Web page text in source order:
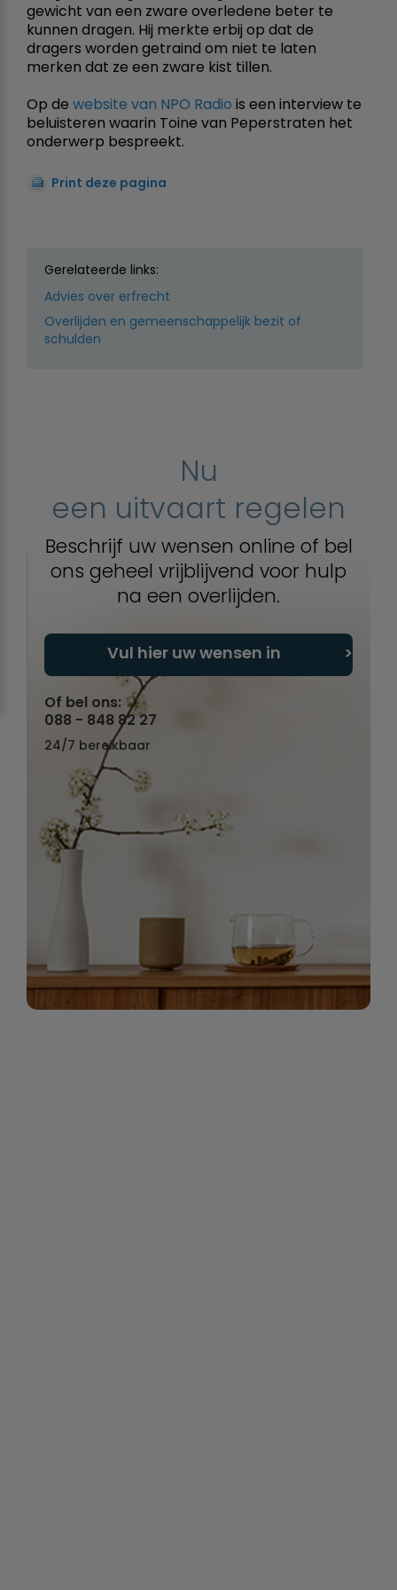
gewicht van een zware overledene beter te
kunnen dragen. Hij merkte erbij op dat de
dragers worden getraind om niet te laten
merken dat ze een zware kist tillen.
Op de website van NPO Radio is een interview te
beluisteren waarin Toine van Peperstraten het
onderwerp bespreekt.
Print deze pagina
Gerelateerde links:
Advies over erfrecht
Overlijden en gemeenschappelijk bezit of
schulden
Nu
een uitvaart regelen
Beschrijf uw wensen online of bel
ons geheel vrijblijvend voor hulp
na een overlijden.
Vul hier uw wensen in
Of bel ons:
088 - 848 82 27
24/7 bereikbaar